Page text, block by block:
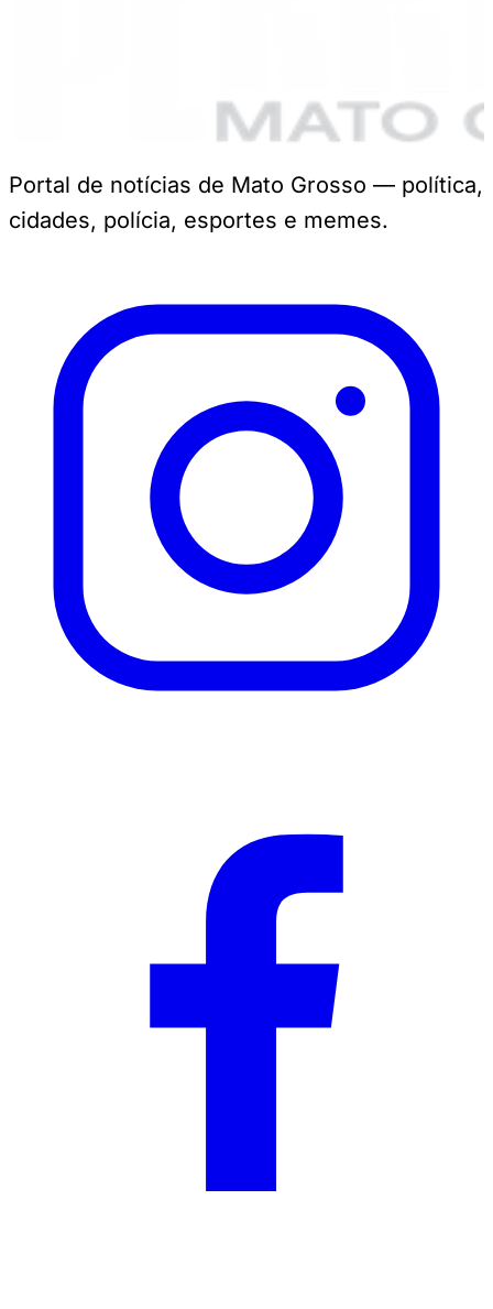
Portal de notícias de Mato Grosso — política,
cidades, polícia, esportes e memes.